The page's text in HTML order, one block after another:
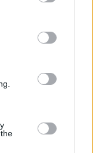
party tags to
in below Google
Τι θα πει ο
στεγαστικό